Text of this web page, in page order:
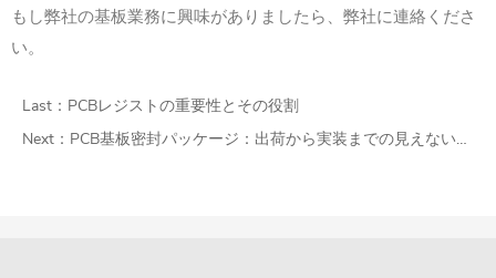
もし弊社の基板業務に興味がありましたら、弊社に連絡くださ
い。
Last： PCBレジストの重要性とその役割
Next： PCB基板密封パッケージ：出荷から実装までの見えない守護者